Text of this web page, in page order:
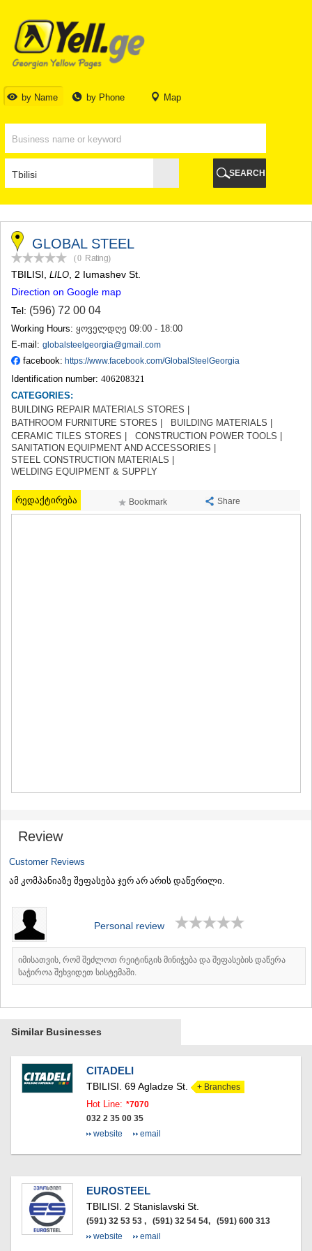
by Name by Phone Map
TBILISI
TBILISI
ABKHAZIA
GALI
BATUMI
KOBULETI
SHUAKHEVI
CHAKVI
OZURGETI
CHOKHATAURI
UREKI
IMERETI
BAGHDATI
VANI
ZESTAPONI
TERJOLA
SACHKHERE
TKIBULI
KUTAISI
TSKALTUBO
CHIATURA
KHARAGAULI
KHONI
KAKHETI
AKHMETA
DEDOPLISTSKARO
TELAVI
ABASHA
MESTIA
POTI
CHKHOROTSKU
TSALENJIKHA
ANAKLIA
JVARI
SAMTSKHE-JAVAKHETI
ADIGENI
ASPINDZA
NINOTSMINDA
BAKURIANI
VALE
KVEMO KARTLI
TSALKA
SHIDA KARTLI
GORI
KASPI
SEARCH
GLOBAL STEEL
(0 Rating)
TBILISI LILO , 2 Iumashev St.
Direction on Google map
Tel: (596) 72 00 04
Working Hours: ყოველდღე 09:00 - 18:00
E-mail: globalsteelgeorgia@gmail.com
facebook: https://www.facebook.com/GlobalSteelGeorgia
Identification number: 406208321
CATEGORIES:
BUILDING REPAIR MATERIALS STORES |
BATHROOM FURNITURE STORES |
BUILDING MATERIALS |
CERAMIC TILES STORES |
CONSTRUCTION POWER TOOLS |
SANITATION EQUIPMENT AND ACCESSORIES |
STEEL CONSTRUCTION MATERIALS |
WELDING EQUIPMENT & SUPPLY
რედაქტირება Bookmark Share
Review
Customer Reviews
ამ კომპანიაზე შეფასება ჯერ არ არის დაწერილი.
Personal review
იმისათვის, რომ შეძლოთ რეიტინგის მინიჭება და შეფასების დაწერა
საჭიროა შეხვიდეთ სისტემაში.
Similar Businesses
CITADELI
TBILISI. 69 Agladze St. + Branches
Hot Line: *7070
032 2 35 00 35
website
email
EUROSTEEL
TBILISI. 2 Stanislavski St.
(591) 32 53 53 , (591) 32 54 54, (591) 600 313
website
email